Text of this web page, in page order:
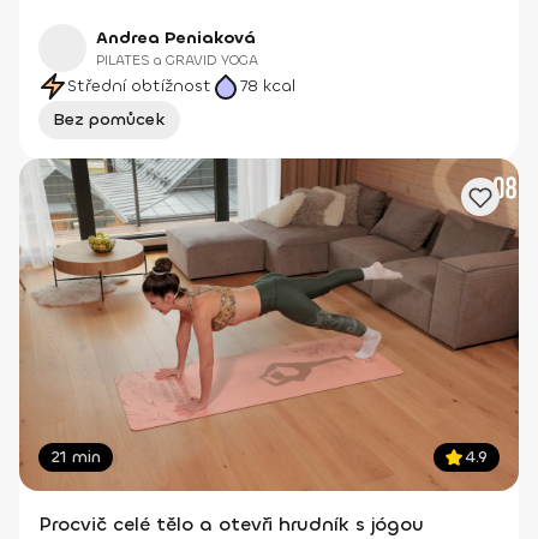
Andrea Peniaková
PILATES a GRAVID YOGA
Střední obtížnost 78 kcal
Bez pomůcek
21 min 4.9
Procvič celé tělo a otevři hrudník s jógou